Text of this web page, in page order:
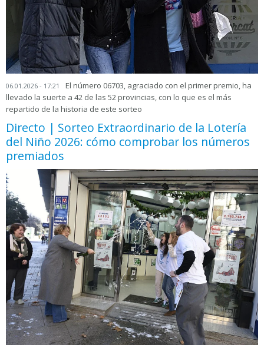
06.01.2026 - 17:21
El número 06703, agraciado con el primer premio, ha
llevado la suerte a 42 de las 52 provincias, con lo que es el más
repartido de la historia de este sorteo
Directo | Sorteo Extraordinario de la Lotería
del Niño 2026: cómo comprobar los números
premiados